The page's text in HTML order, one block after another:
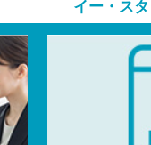
イー・ス